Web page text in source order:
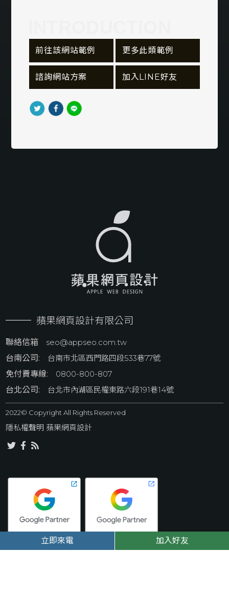
食品/飲料/餐廳
服務業
美容/美髮/美妝
前往該網站範例 更多此類範例
諮詢網站方案 加入LINE好友
蘋果網頁設計有限公司
聯絡信箱 seo@appseo.com.tw
免付費專線: 0800-800-807
台南公司: 台南市北區西門路四段533巷77號
台北公司: 台北市內湖區民權東路六段191巷14號
2022© Copyright All Rights Reserved
隱私權聲明 蘋果網頁設計
立即來電 加入好友